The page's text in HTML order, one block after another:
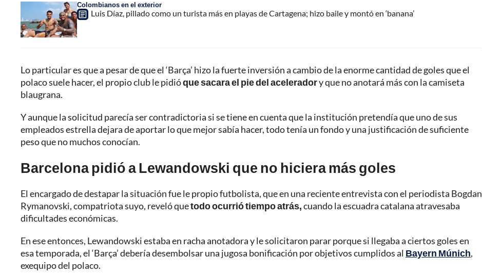
Colombianos en el exterior
Luis Díaz, pillado como un turista más en playas de Cartagena; hizo baile y montó en ‘banana’
Lo particular es que a pesar de que el ‘Barça’ hizo la fuerte inversión a cambio de la enorme cantidad de goles que el
polaco suele hacer, el propio club le pidióque sacara el pie del aceleradory que no anotará más con la camiseta
blaugrana.
Y aunque la solicitud parecía ser contradictoria si se tiene en cuenta que la institución pretendía que uno de sus
empleados estrella dejara de aportar lo que mejor sabía hacer, todo tenía un fondo y una justificación de suficiente
peso que no muchos conocían.
Barcelona pidió a Lewandowski que no hiciera más goles
El encargado de destapar la situación fue le propio futbolista, que en una reciente entrevista con el periodista Bogdan
Rymanovski, compatriota suyo, reveló quetodo ocurrió tiempo atrás,cuando la escuadra catalana atravesaba
dificultades económicas.
En ese entonces, Lewandowski estaba en racha anotadora y le solicitaron parar porque si llegaba a ciertos goles en
esa temporada, el ‘Barça’ debería desembolsar una jugosa bonificación por objetivos cumplidos al Bayern Múnich,
exequipo del polaco.